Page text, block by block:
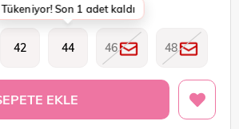
42 44 46 48
Tükeniyor! Son 1 adet kaldı